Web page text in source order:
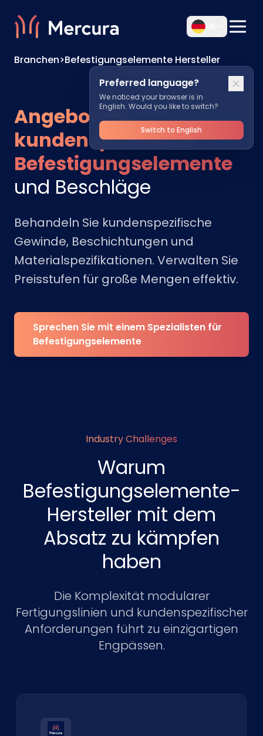
Preferred language?
We noticed your browser is in
English. Would you like to switch?
Switch to English
Branchen>Befestigungselemente Hersteller
Angebot für
kundenspezifische
Befestigungselemente
und Beschläge
Behandeln Sie kundenspezifische
Gewinde, Beschichtungen und
Materialspezifikationen. Verwalten Sie
Preisstufen für große Mengen effektiv.
Sprechen Sie mit einem Spezialisten für
Befestigungselemente
Industry Challenges
Warum
Befestigungselemente-
Hersteller mit dem
Absatz zu kämpfen
haben
Die Komplexität modularer
Fertigungslinien und kundenspezifischer
Anforderungen führt zu einzigartigen
Engpässen.